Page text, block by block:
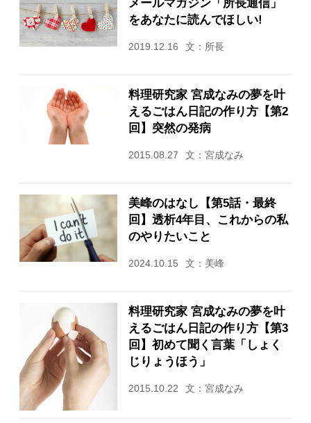
メールマガジン「所長通信」
をあなたに読んでほしい!
2019.12.16 文：所長
料理研究家 宮成なみの夢を叶
えるごはん日記の作り方【第2
回】突然の発病
2015.08.27 文：宮成なみ
美峰のはなし【第5話・最終
回】透析4年目、これからの私
のやりたいこと
2024.10.15 文：美峰
料理研究家 宮成なみの夢を叶
えるごはん日記の作り方【第3
回】初めて聞く言葉「しょく
じりょうほう」
2015.10.22 文：宮成なみ